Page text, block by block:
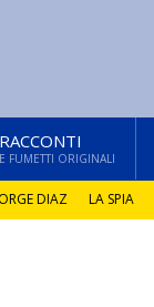
RACCONTI
E FUMETTI ORIGINALI
DIAZ LA SPIA